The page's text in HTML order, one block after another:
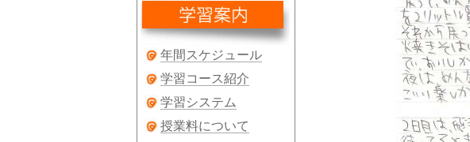
年間スケジュール
学習コース紹介
学習システム
授業料について